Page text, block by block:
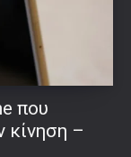
που
κίνηση –